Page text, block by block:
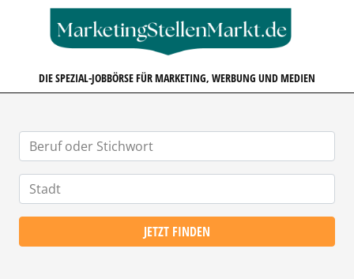
DIE SPEZIAL-JOBBÖRSE FÜR MARKETING, WERBUNG UND MEDIEN
JETZT FINDEN